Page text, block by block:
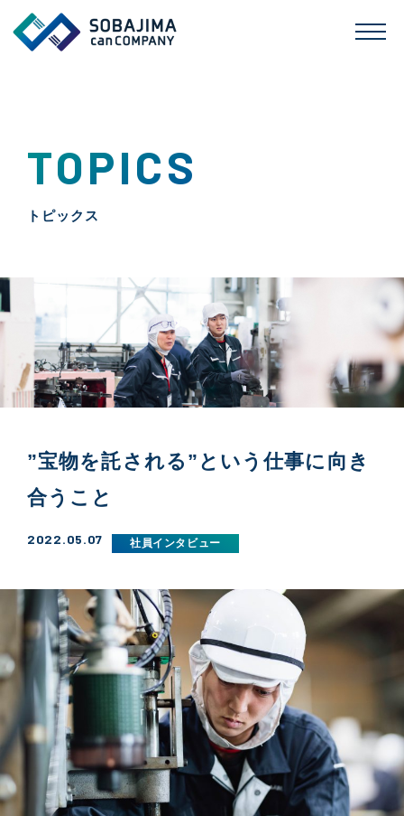
TOPICS
トピックス
”宝物を託される”という仕事に向き
合うこと
2022.05.07 社員インタビュー